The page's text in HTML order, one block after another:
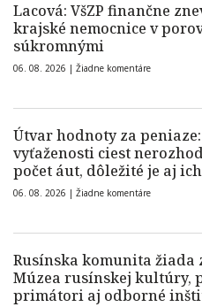
Lacová: VšZP finančne
krajské nemocnice v
súkromnými
06. 08. 2026 | Žiadne komentáre
Útvar hodnoty za peniaze:
vyťaženosti ciest
počet áut, dôležité je aj
06. 08. 2026 | Žiadne komentáre
Rusínska komunita žiada
Múzea rusínskej kultúry,
primátori aj odborné